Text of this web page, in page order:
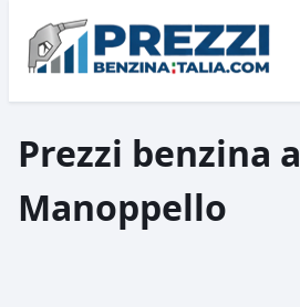
Prezzi benzina a
Manoppello